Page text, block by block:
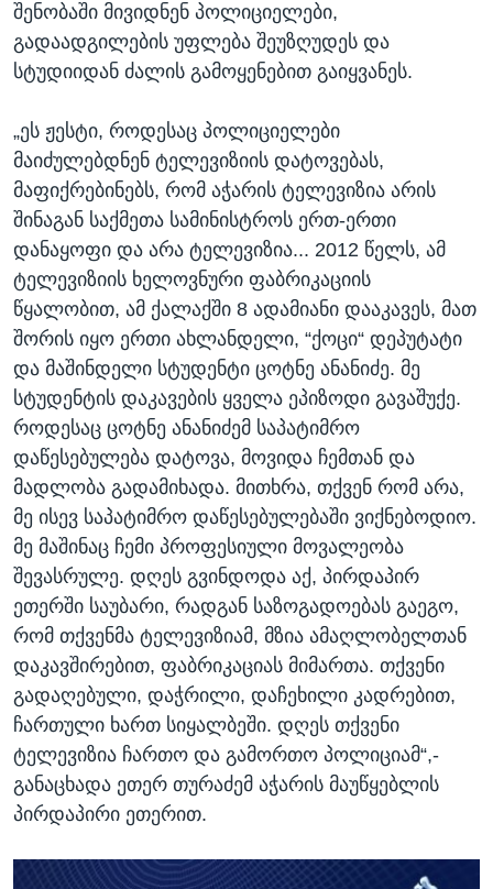
შენობაში მივიდნენ პოლიციელები,
გადაადგილების უფლება შეუზღუდეს და
სტუდიიდან ძალის გამოყენებით გაიყვანეს.
„ეს ჟესტი, როდესაც პოლიციელები
მაიძულებდნენ ტელევიზიის დატოვებას,
მაფიქრებინებს, რომ აჭარის ტელევიზია არის
შინაგან საქმეთა სამინისტროს ერთ-ერთი
დანაყოფი და არა ტელევიზია... 2012 წელს, ამ
ტელევიზიის ხელოვნური ფაბრიკაციის
წყალობით, ამ ქალაქში 8 ადამიანი დააკავეს, მათ
შორის იყო ერთი ახლანდელი, “ქოცი“ დეპუტატი
და მაშინდელი სტუდენტი ცოტნე ანანიძე. მე
სტუდენტის დაკავების ყველა ეპიზოდი გავაშუქე.
როდესაც ცოტნე ანანიძემ საპატიმრო
დაწესებულება დატოვა, მოვიდა ჩემთან და
მადლობა გადამიხადა. მითხრა, თქვენ რომ არა,
მე ისევ საპატიმრო დაწესებულებაში ვიქნებოდიო.
მე მაშინაც ჩემი პროფესიული მოვალეობა
შევასრულე. დღეს გვინდოდა აქ, პირდაპირ
ეთერში საუბარი, რადგან საზოგადოებას გაეგო,
რომ თქვენმა ტელევიზიამ, მზია ამაღლობელთან
დაკავშირებით, ფაბრიკაციას მიმართა. თქვენი
გადაღებული, დაჭრილი, დაჩეხილი კადრებით,
ჩართული ხართ სიყალბეში. დღეს თქვენი
ტელევიზია ჩართო და გამორთო პოლიციამ“,-
განაცხადა ეთერ თურაძემ აჭარის მაუწყებლის
პირდაპირი ეთერით.